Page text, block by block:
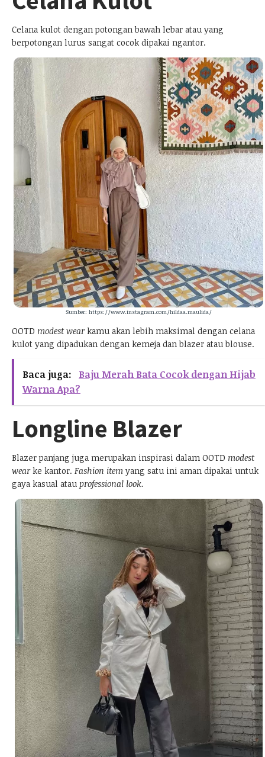
Celana kulot dengan potongan bawah lebar atau yang
berpotongan lurus sangat cocok dipakai ngantor.
Sumber: https://www.instagram.com/hildaa.maulida/
OOTD modest wearkamu akan lebih maksimal dengan celana
kulot yang dipadukan dengan kemeja dan blazer atau blouse.
Baca juga:
Baju Merah Bata Cocok dengan Hijab
Warna Apa?
Longline Blazer
Blazer panjang juga merupakan inspirasi dalam OOTD modest
wearke kantor. Fashion item yang satu ini aman dipakai untuk
gaya kasual atau professional look.